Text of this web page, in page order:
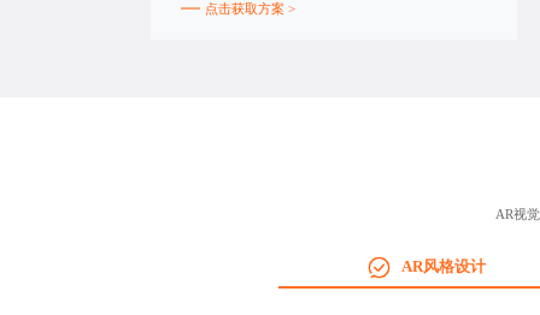
点击获取方案 >
AR视
AR风格设计